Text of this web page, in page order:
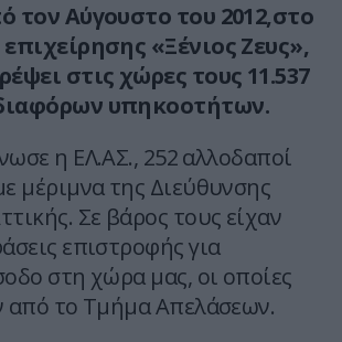
τον Αύγουστο του 2012,στο
«Ξένιος Ζευς»,
στις χώρες τους 11.537
υπηκοοτήτων.
η ΕΛ.ΑΣ., 252 αλλοδαποί
μέριμνα της Διεύθυνσης
Σε βάρος τους είχαν
επιστροφής για
στη χώρα μας, οι οποίες
από το Τμήμα Απελάσεων.